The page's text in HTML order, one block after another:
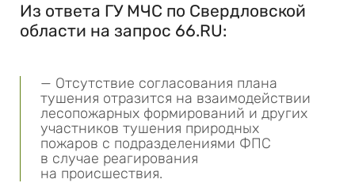
Из ответа ГУ МЧС по Свердловской
области на запрос 66.RU:
— Отсутствие согласования плана
тушения отразится на взаимодействии
лесопожарных формирований и других
участников тушения природных
пожаров с подразделениями ФПС
в случае реагирования
на происшествия.